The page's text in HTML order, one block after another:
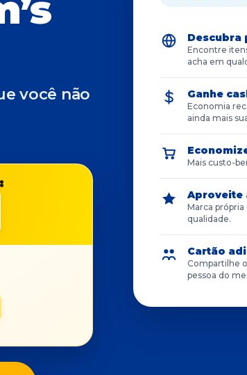
você não
Encontre
acha em
Ganhe
Economia
ainda mais
Mais custo-
Aproveite
Marca
qualidade.
Cartão
Compartilhe
pessoa do